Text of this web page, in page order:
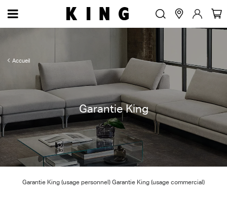
Accueil
Garantie King
Garantie King (usage personnel) Garantie King (usage commercial)